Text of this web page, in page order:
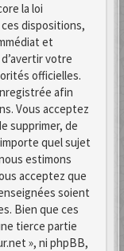
la loi
dispositions,
et
votre
officielles.
afin
Vous acceptez
supprimer, de
quel sujet
estimons
acceptez que
soient
Bien que ces
tierce partie
», ni phpBB,